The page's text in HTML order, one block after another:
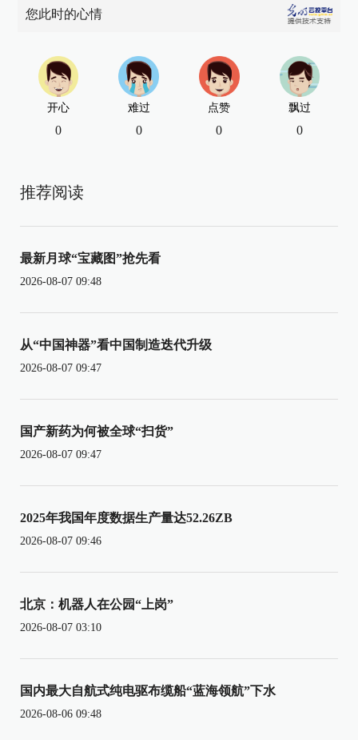
您此时的心情
开心
0
难过
0
点赞
0
飘过
0
推荐阅读
最新月球“宝藏图”抢先看
2026-08-07 09:48
从“中国神器”看中国制造迭代升级
2026-08-07 09:47
国产新药为何被全球“扫货”
2026-08-07 09:47
2025年我国年度数据生产量达52.26ZB
2026-08-07 09:46
北京：机器人在公园“上岗”
2026-08-07 03:10
国内最大自航式纯电驱布缆船“蓝海领航”下水
2026-08-06 09:48